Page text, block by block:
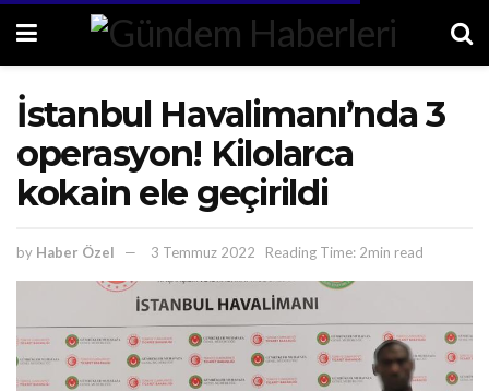
İstanbul Havalimanı’nda 3
operasyon! Kilolarca
kokain ele geçirildi
by Haber Özel 3 Temmuz 2022 Reading Time: 2min read